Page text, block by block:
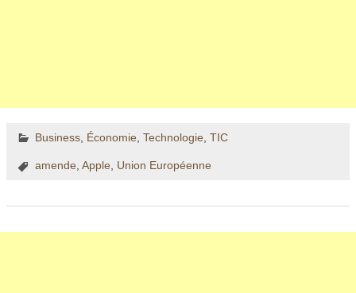
Business, Économie Technologie TIC
amende Apple Union Européenne